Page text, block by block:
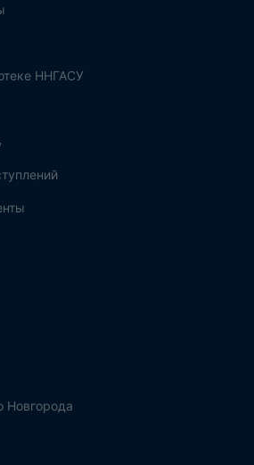
ННГАСУ
Новгорода